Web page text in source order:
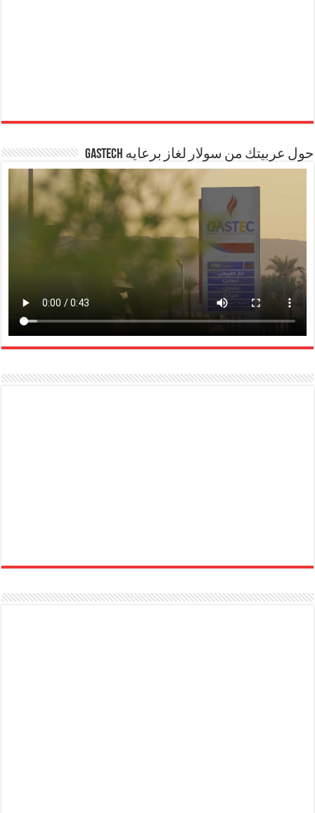
حول عربيتك من سولار لغاز برعايه GASTECH